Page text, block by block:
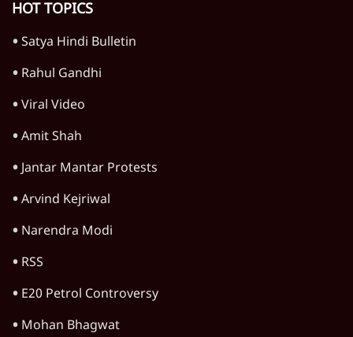
HOT TOPICS
Satya Hindi Bulletin
Rahul Gandhi
Viral Video
Amit Shah
Jantar Mantar Protests
Arvind Kejriwal
Narendra Modi
RSS
E20 Petrol Controversy
Mohan Bhagwat